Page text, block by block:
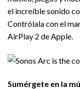
el increíble sonido
Contrólala con el
AirPlay 2 de Apple.
Sumérgete en la